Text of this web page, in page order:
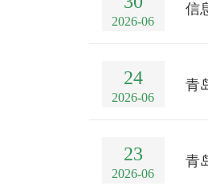
2026-06
信
24
2026-06
青
23
2026-06
青